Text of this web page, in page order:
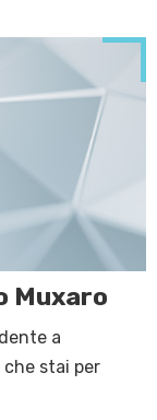
Muxaro
a
stai per